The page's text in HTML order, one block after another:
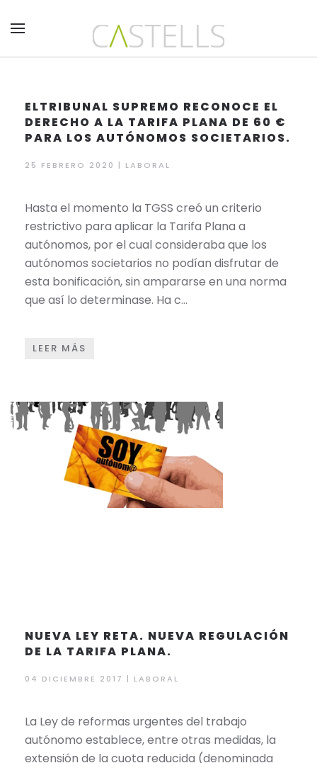
Skip to main content
ELTRIBUNAL SUPREMO RECONOCE EL
DERECHO A LA TARIFA PLANA DE 60 €
PARA LOS AUTÓNOMOS SOCIETARIOS.
25 FEBRERO 2020 | LABORAL
Hasta el momento la TGSS creó un criterio
restrictivo para aplicar la Tarifa Plana a
autónomos, por el cual consideraba que los
autónomos societarios no podían disfrutar de
esta bonificación, sin ampararse en una norma
que así lo determinase. Ha c…
LEER MÁS
NUEVA LEY RETA. NUEVA REGULACIÓN
DE LA TARIFA PLANA.
04 DICIEMBRE 2017 | LABORAL
​​​​La Ley de reformas urgentes del trabajo
autónomo establece, entre otras medidas, la
extensión de la cuota reducida (denominada